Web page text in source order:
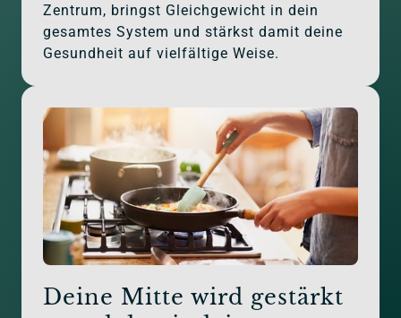
Zentrum, bringst Gleichgewicht in dein
gesamtes System und stärkst damit deine
Gesundheit auf vielfältige Weise.
Deine Mitte wird gestärkt